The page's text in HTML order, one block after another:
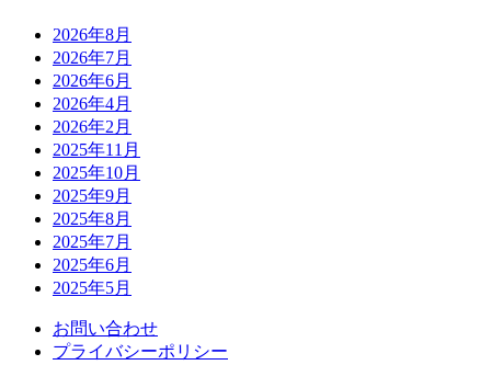
2026年8月
2026年7月
2026年6月
2026年4月
2026年2月
2025年11月
2025年10月
2025年9月
2025年8月
2025年7月
2025年6月
2025年5月
お問い合わせ
プライバシーポリシー